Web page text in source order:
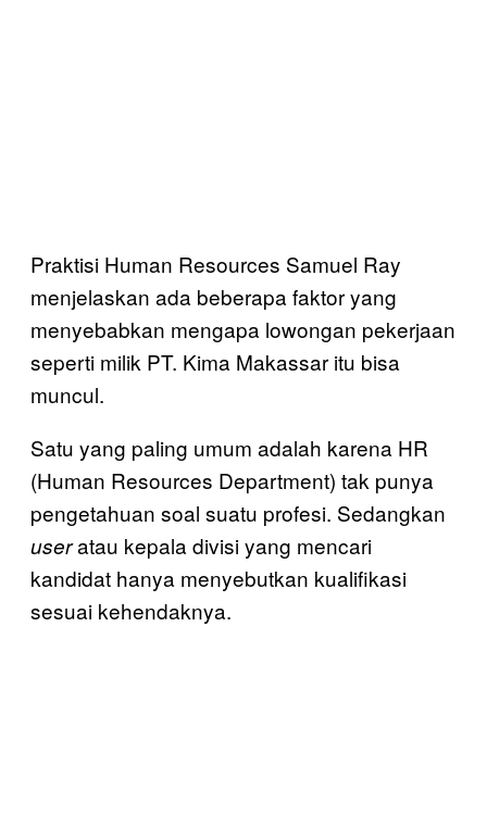
Praktisi Human Resources Samuel Ray
menjelaskan ada beberapa faktor yang
menyebabkan mengapa lowongan pekerjaan
seperti milik PT. Kima Makassar itu bisa
muncul.
Satu yang paling umum adalah karena HR
(Human Resources Department) tak punya
pengetahuan soal suatu profesi. Sedangkan
useratau kepala divisi yang mencari
kandidat hanya menyebutkan kualifikasi
sesuai kehendaknya.